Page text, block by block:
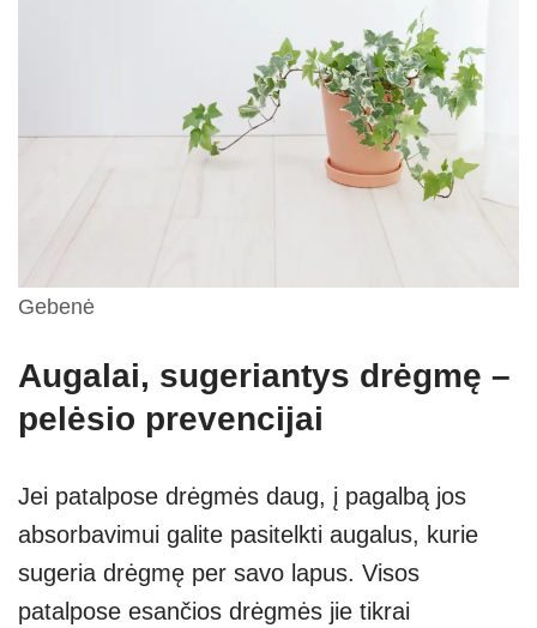
Gebenė
Augalai, sugeriantys drėgmę –
pelėsio prevencijai
Jei patalpose drėgmės daug, į pagalbą jos
absorbavimui galite pasitelkti augalus, kurie
sugeria drėgmę per savo lapus. Visos
patalpose esančios drėgmės jie tikrai